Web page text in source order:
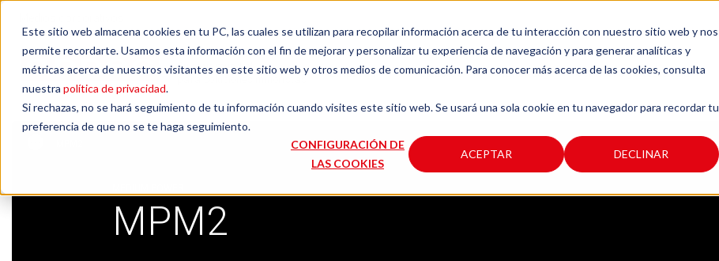
Este sitio web almacena cookies en tu PC, las cuales se utilizan para recopilar información acerca de tu interacción con nuestro sitio web y nos
permite recordarte. Usamos esta información con el fin de mejorar y personalizar tu experiencia de navegación y para generar analíticas y
métricas acerca de nuestros visitantes en este sitio web y otros medios de comunicación. Para conocer más acerca de las cookies, consulta
nuestra política de privacidad.
Si rechazas, no se hará seguimiento de tu información cuando visites este sitio web. Se usará una sola cookie en tu navegador para recordar tu
preferencia de que no se te haga seguimiento.
CONFIGURACIÓN DE
LAS COOKIES
ACEPTAR DECLINAR
Su socio mundial
Empresa Productos Sistemas Servicios y Asistencia
MPM2